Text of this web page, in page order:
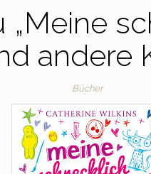
„Meine
andere
Bücher